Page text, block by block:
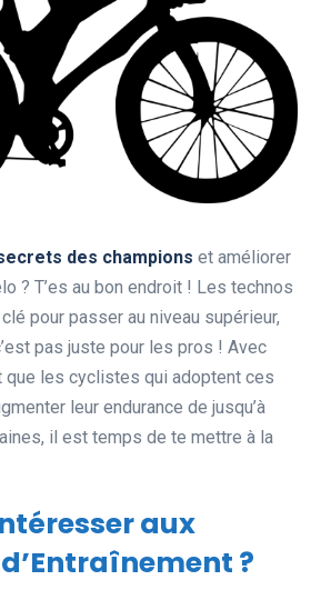
des champions et améliorer
? T’es au bon endroit ! Les technos
pour passer au niveau supérieur,
pas juste pour les pros ! Avec
les cyclistes qui adoptent ces
leur endurance de jusqu’à
il est temps de te mettre à la
aux
?